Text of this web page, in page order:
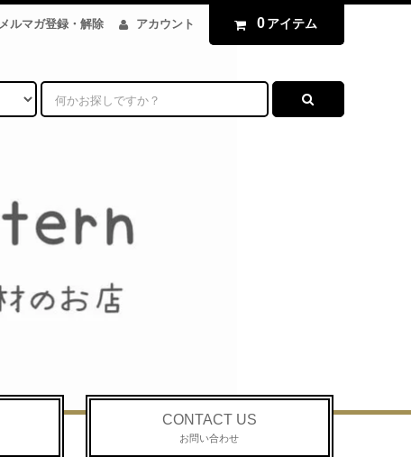
メルマガ登録・解除 アカウント 0 アイテム
CONTACT US
お問い合わせ